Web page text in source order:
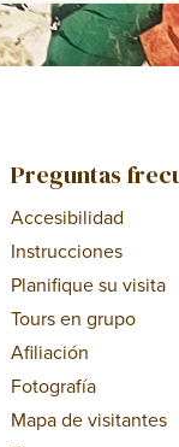
Preguntas
Accesibilidad
Instrucciones
Planifique su visita
Tours en grupo
Afiliación
Fotografía
Mapa de visitantes